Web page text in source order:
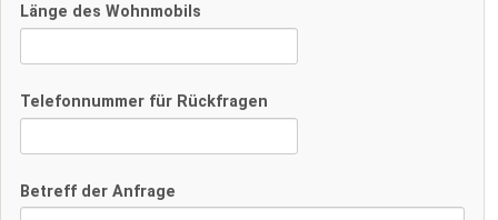
Länge des Wohnmobils
Telefonnummer für Rückfragen
Betreff der Anfrage